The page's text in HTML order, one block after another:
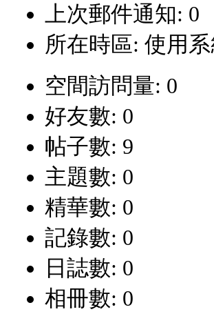
上次郵件通知: 0
所在時區: 使用
空間訪問量: 0
好友數: 0
帖子數: 9
主題數: 0
精華數: 0
記錄數: 0
日誌數: 0
相冊數: 0